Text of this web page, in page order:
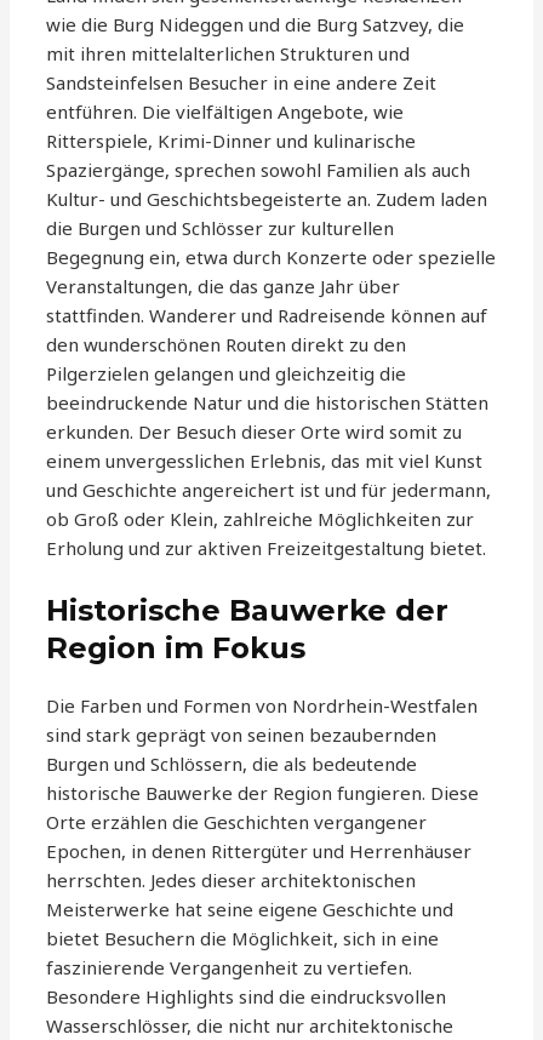
wie die Burg Nideggen und die Burg Satzvey, die
mit ihren mittelalterlichen Strukturen und
Sandsteinfelsen Besucher in eine andere Zeit
entführen. Die vielfältigen Angebote, wie
Ritterspiele, Krimi-Dinner und kulinarische
Spaziergänge, sprechen sowohl Familien als auch
Kultur- und Geschichtsbegeisterte an. Zudem laden
die Burgen und Schlösser zur kulturellen
Begegnung ein, etwa durch Konzerte oder spezielle
Veranstaltungen, die das ganze Jahr über
stattfinden. Wanderer und Radreisende können auf
den wunderschönen Routen direkt zu den
Pilgerzielen gelangen und gleichzeitig die
beeindruckende Natur und die historischen Stätten
erkunden. Der Besuch dieser Orte wird somit zu
einem unvergesslichen Erlebnis, das mit viel Kunst
und Geschichte angereichert ist und für jedermann,
ob Groß oder Klein, zahlreiche Möglichkeiten zur
Erholung und zur aktiven Freizeitgestaltung bietet.
Historische Bauwerke der
Region im Fokus
Die Farben und Formen von Nordrhein-Westfalen
sind stark geprägt von seinen bezaubernden
Burgen und Schlössern, die als bedeutende
historische Bauwerke der Region fungieren. Diese
Orte erzählen die Geschichten vergangener
Epochen, in denen Rittergüter und Herrenhäuser
herrschten. Jedes dieser architektonischen
Meisterwerke hat seine eigene Geschichte und
bietet Besuchern die Möglichkeit, sich in eine
faszinierende Vergangenheit zu vertiefen.
Besondere Highlights sind die eindrucksvollen
Wasserschlösser, die nicht nur architektonische